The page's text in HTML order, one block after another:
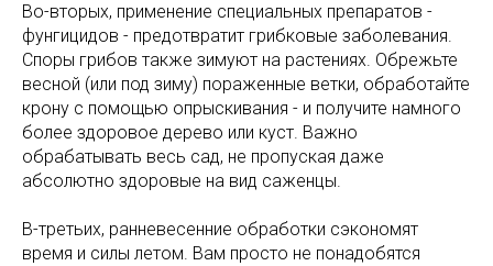
Во-вторых, применение специальных препаратов -
фунгицидов - предотвратит грибковые заболевания.
Споры грибов также зимуют на растениях. Обрежьте
весной (или под зиму) пораженные ветки, обработайте
крону с помощью опрыскивания - и получите намного
более здоровое дерево или куст. Важно
обрабатывать весь сад, не пропуская даже
абсолютно здоровые на вид саженцы.
В-третьих, ранневесенние обработки сэкономят
время и силы летом. Вам просто не понадобятся